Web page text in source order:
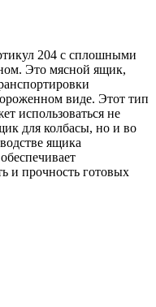
204 с сплошными
Это мясной ящик,
виде. Этот тип
использоваться не
для колбасы, но и во
ящика
и прочность готовых